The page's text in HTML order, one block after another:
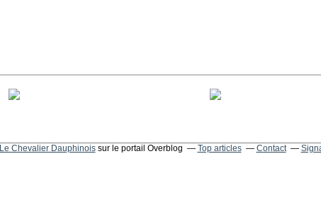
Le Chevalier Dauphinoissur le portail Overblog Top articles Contact